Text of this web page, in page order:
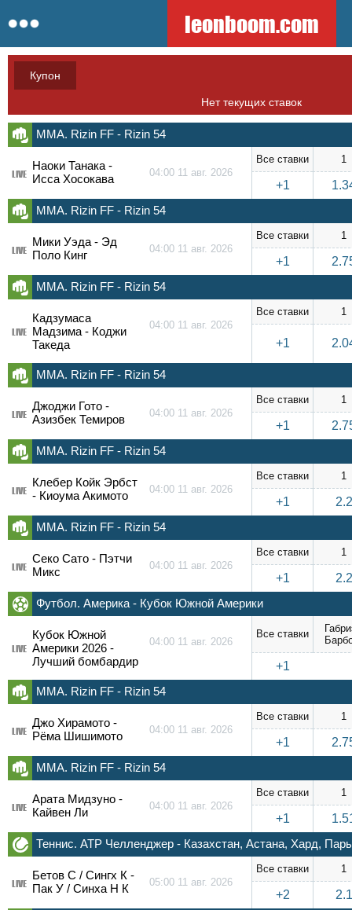
leonboom.com
Купон
Нет текущих ставок
ММА. Rizin FF - Rizin 54
Наоки Танака -
Исса Хосокава
04:00 11 авг. 2026
LIVE
Все ставки 1
+1
ММА. Rizin FF - Rizin 54
Мики Уэда - Эд
Поло Кинг
04:00 11 авг. 2026
LIVE
Все ставки 1
+1
ММА. Rizin FF - Rizin 54
Кадзумаса
Мадзима - Коджи
Такеда
04:00 11 авг. 2026
LIVE
Все ставки 1
+1
ММА. Rizin FF - Rizin 54
Джоджи Гото -
Азизбек Темиров
04:00 11 авг. 2026
LIVE
Все ставки 1
+1
ММА. Rizin FF - Rizin 54
Клебер Койк Эрбст
- Киоума Акимото
04:00 11 авг. 2026
LIVE
Все ставки 1
+1
2.2
ММА. Rizin FF - Rizin 54
Секо Сато - Пэтчи
Микс
04:00 11 авг. 2026
LIVE
Все ставки 1
+1
2.2
Футбол. Америка - Кубок Южной Америки
Кубок Южной
Америки 2026 -
Лучший бомбардир
04:00 11 авг. 2026
LIVE
Все ставки
+1
ММА. Rizin FF - Rizin 54
Джо Хирамото -
Рёма Шишимото
04:00 11 авг. 2026
LIVE
Все ставки 1
+1
ММА. Rizin FF - Rizin 54
Арата Мидзуно -
Кайвен Ли
04:00 11 авг. 2026
LIVE
Все ставки 1
+1
Теннис. ATP Челленджер - Казахстан, Астана, Хард,
Бетов С / Сингх К -
Пак У / Синха Н К
05:00 11 авг. 2026
LIVE
Все ставки 1
+2
2.1